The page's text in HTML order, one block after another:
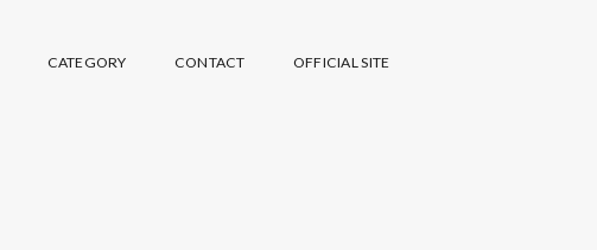
CATEGORY CONTACT OFFICIAL SITE